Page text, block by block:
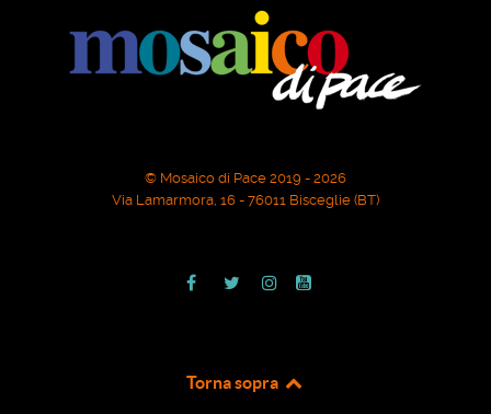
© Mosaico di Pace 2019 - 2026
Via Lamarmora, 16 - 76011 Bisceglie (BT)
Torna sopra